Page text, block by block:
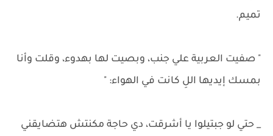
تميم.
" صفيت العربية علي جنب، وبصيت لها بهدوء، وقلت وأنا
بمسك إيديها اللِ كانت في الهواء: "
_ حتي لو جبتيلوا يا أشرقت، دي حاجة مكنتش هتضايقني